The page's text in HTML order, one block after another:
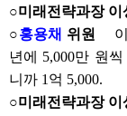
○미래전략과장 이
○홍용채 위원
년에 5,000만 원
니까 1억 5,000.
○미래전략과장 이